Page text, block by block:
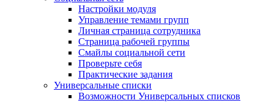
Настройки модуля
Управление темами групп
Личная страница сотрудника
Страница рабочей группы
Смайлы социальной сети
Проверьте себя
Практические задания
Универсальные списки
Возможности Универсальных списков